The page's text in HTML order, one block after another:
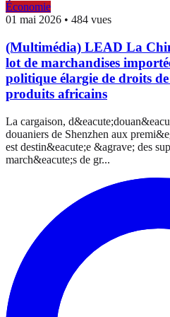
Économie
01 mai 2026 • 484 vues
(Multimédia) LEAD La
lot de marchandises
politique élargie de droits
produits africains
La cargaison,
douaniers de Shenzhen aux
est destin&eacute;e &agrave; des
march&eacute;s de gr...